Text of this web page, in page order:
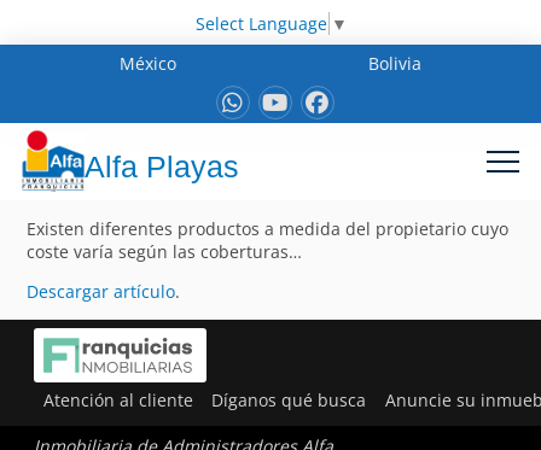
Select Language ▼
México
Bolivia
Alfa Playas
Existen diferentes productos a medida del propietario cuyo
coste varía según las coberturas…
Descargar artículo.
Atención al cliente Díganos qué busca Anuncie su